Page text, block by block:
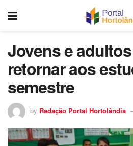
Jovens e
retornar aos
semestre
by Redação Portal Hortolândia